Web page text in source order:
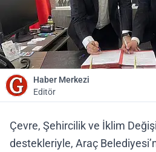
Haber Merkezi
Editör
Çevre, Şehircilik ve İklim
destekleriyle, Araç